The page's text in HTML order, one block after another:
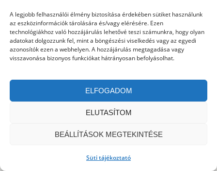
A legjobb felhasználói élmény biztosítása érdekében sütiket használunk
az eszközinformációk tárolására és/vagy elérésére. Ezen
technológiákhoz való hozzájárulás lehetővé teszi számunkra, hogy olyan
adatokat dolgozzunk fel, mint a böngészési viselkedés vagy az egyedi
azonosítók ezen a webhelyen. A hozzájárulás megtagadása vagy
visszavonása bizonyos funkciókat hátrányosan befolyásolhat.
ELFOGADOM
ELUTASÍTOM
BEÁLLÍTÁSOK MEGTEKINTÉSE
Süti tájékoztató
a párod és éryed ő az igazi akkor tudod érte mindenre